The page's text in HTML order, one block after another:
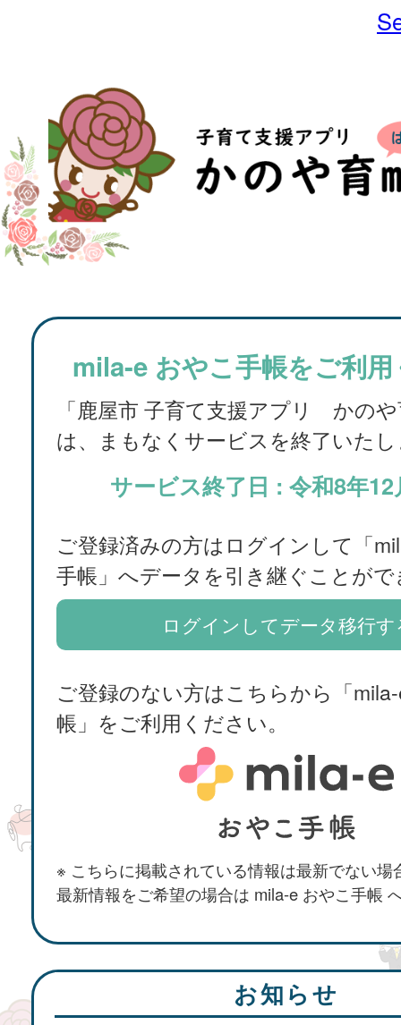
mila-e おやこ手帳をご利
「鹿屋市 子育て支援アプリ かの
は、まもなくサービスを終了いた
サービス終了日 : 令和8年12
ご登録済みの方はログインして「
手帳」へデータを引き継ぐことが
ログインしてデータ移行す
ご登録のない方はこちらから「
帳」をご利用ください。
※ こちらに掲載されている情報は最新でない場
最新情報をご希望の場合は mila-e おやこ手帳
お知らせ